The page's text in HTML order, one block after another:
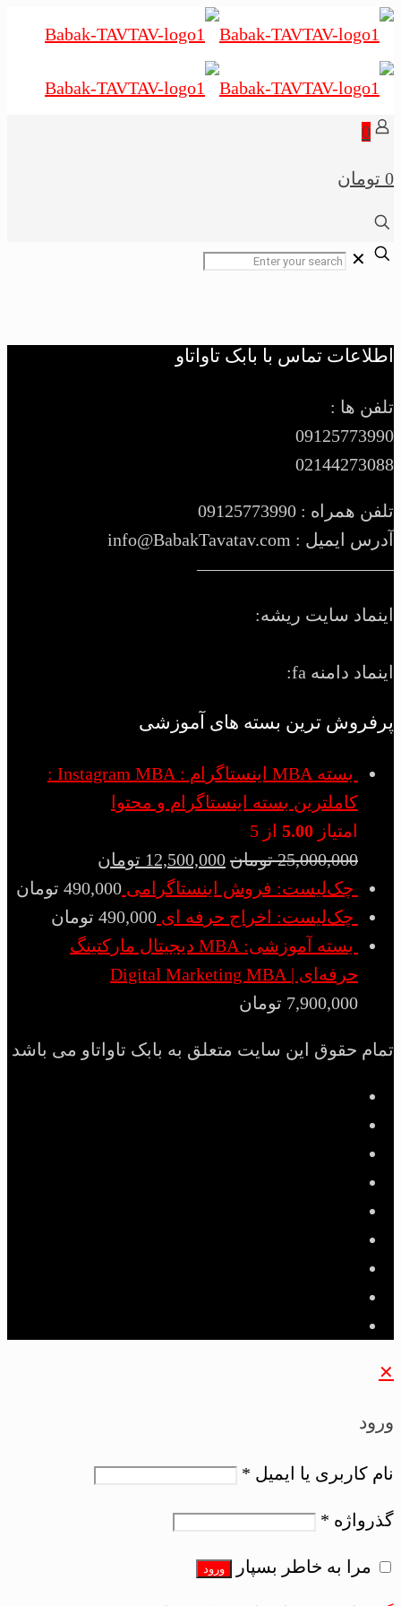
0
0 تومان
✕
اطلاعات تماس با بابک تاواتاو
تلفن ها :
09125773990
02144273088
تلفن همراه : 09125773990
آدرس ایمیل : info@BabakTavatav.com
———————————
اینماد سایت ریشه:
اینماد دامنه fa:
پرفروش ترین بسته های آموزشی
بسته MBA اینستاگرام : Instagram MBA :
کاملترین بسته اینستاگرام و محتوا
امتیاز 5.00 از 5
25,000,000 تومان 12,500,000 تومان
چک‌لیست: فروش اینستاگرامی 490,000 تومان
چک‌لیست: اخراج حرفه ای 490,000 تومان
بسته آموزشی: MBA دیجیتال مارکتینگ
حرفه‌ای | Digital Marketing MBA
7,900,000 تومان
تمام حقوق این سایت متعلق به بابک تاواتاو می باشد
✕
ورود
نام کاربری یا ایمیل *
گذرواژه *
مرا به خاطر بسپار ورود